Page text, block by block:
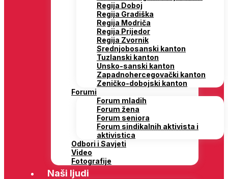
Regija Doboj
Regija Gradiška
Regija Modriča
Regija Prijedor
Regija Zvornik
Srednjobosanski kanton
Tuzlanski kanton
Unsko-sanski kanton
Zapadnohercegovački kanton
Zeničko-dobojski kanton
Forumi
Forum mladih
Forum žena
Forum seniora
Forum sindikalnih aktivista i
aktivistica
Odbori i Savjeti
Video
Fotografije
Naši ljudi